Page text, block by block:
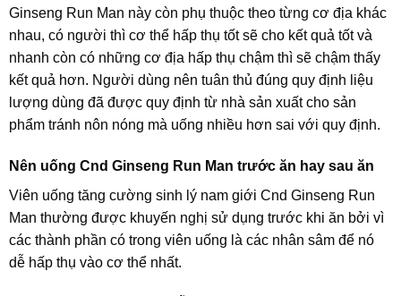
Ginseng Run Man này còn phụ thuộc theo từng cơ địa khác
nhau, có người thì cơ thể hấp thụ tốt sẽ cho kết quả tốt và
nhanh còn có những cơ địa hấp thụ chậm thì sẽ chậm thấy
kết quả hơn. Người dùng nên tuân thủ đúng quy định liệu
lượng dùng đã được quy định từ nhà sản xuất cho sản
phẩm tránh nôn nóng mà uống nhiều hơn sai với quy định.
Nên uống Cnd Ginseng Run Man trước ăn hay sau ăn
Viên uống tăng cường sinh lý nam giới Cnd Ginseng Run
Man thường được khuyến nghị sử dụng trước khi ăn bởi vì
các thành phần có trong viên uống là các nhân sâm để nó
dễ hấp thụ vào cơ thể nhất.